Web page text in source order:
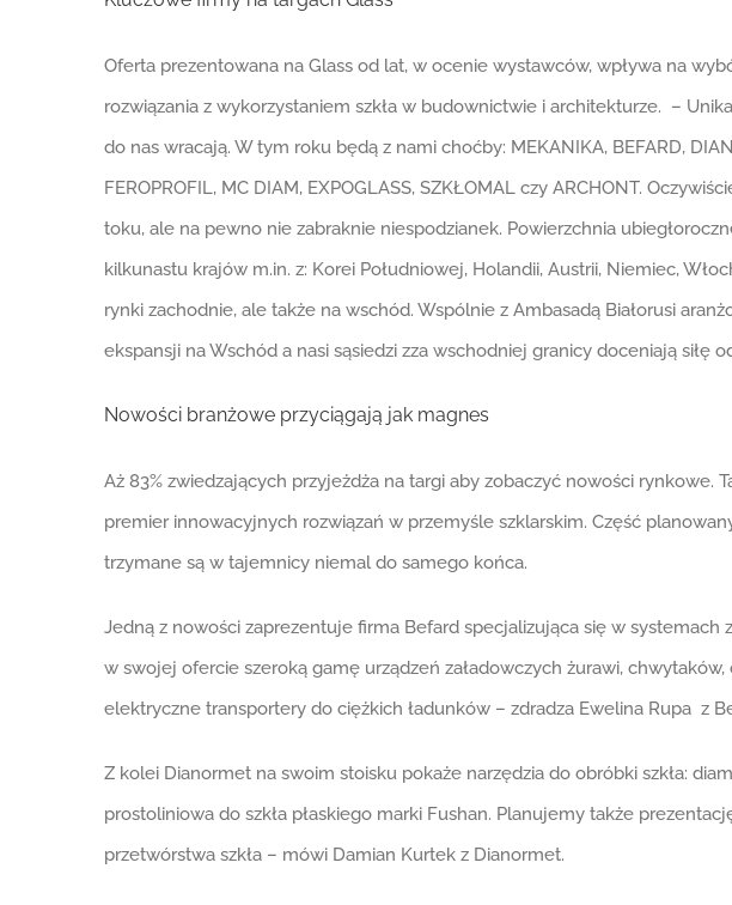
Oferta prezentowana na Glass od lat, w ocenie wystawców, wpływa na
rozwiązania z wykorzystaniem szkła w budownictwie i architekturze. –
do nas wracają. W tym roku będą z nami choćby: MEKANIKA, BEFARD,
FEROPROFIL, MC DIAM, EXPOGLASS, SZKŁOMAL czy ARCHONT.
toku, ale na pewno nie zabraknie niespodzianek. Powierzchnia
kilkunastu krajów m.in. z: Korei Południowej, Holandii, Austrii, Niemiec,
rynki zachodnie, ale także na wschód. Wspólnie z Ambasadą Białorusi
ekspansji na Wschód a nasi sąsiedzi zza wschodniej granicy doceniają siłę
Nowości branżowe przyciągają jak magnes
Aż 83% zwiedzających przyjeżdża na targi aby zobaczyć nowości
premier innowacyjnych rozwiązań w przemyśle szklarskim. Część
trzymane są w tajemnicy niemal do samego końca.
Jedną z nowości zaprezentuje firma Befard specjalizująca się w
w swojej ofercie szeroką gamę urządzeń załadowczych żurawi,
elektryczne transportery do ciężkich ładunków – zdradza Ewelina Rupa z
Z kolei Dianormet na swoim stoisku pokaże narzędzia do obróbki szkła:
prostoliniowa do szkła płaskiego marki Fushan. Planujemy także
przetwórstwa szkła – mówi Damian Kurtek z Dianormet.